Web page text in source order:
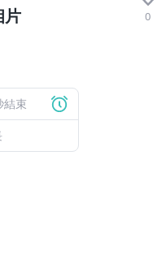
片 0
結束